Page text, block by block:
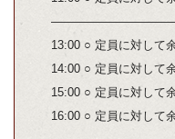
13:00 ○ 定員に対して
14:00 ○ 定員に対して
15:00 ○ 定員に対して
16:00 ○ 定員に対して